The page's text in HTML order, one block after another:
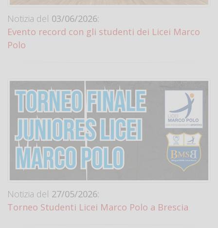
Notizia del 03/06/2026:
Evento record con gli studenti dei Licei Marco
Polo
Notizia del 27/05/2026:
Torneo Studenti Licei Marco Polo a Brescia